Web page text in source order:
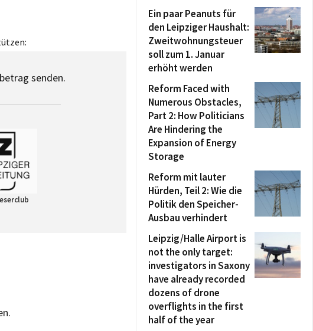
senden.
Ein paar Peanuts für
den Leipziger Haushalt:
Zweitwohnungsteuer
soll zum 1. Januar
erhöht werden
Reform Faced with
Numerous Obstacles,
Part 2: How Politicians
Are Hindering the
Expansion of Energy
Storage
Reform mit lauter
Hürden, Teil 2: Wie die
Politik den Speicher-
Ausbau verhindert
Leipzig/Halle Airport is
not the only target:
investigators in Saxony
have already recorded
dozens of drone
overflights in the first
half of the year